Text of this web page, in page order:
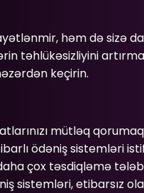
həm də sizə
təhlükəsizliyini
keçirin.
mütləq
ödəniş sistemləri
çox təsdiqləmə
sistemləri, etibarsız